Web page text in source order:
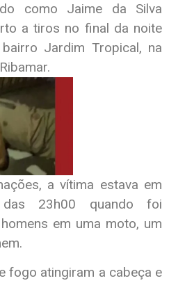
como Jaime da Silva
a tiros no final da noite
Jardim Tropical, na
a vítima estava em
23h00 quando foi
em uma moto, um
fogo atingiram a cabeça e